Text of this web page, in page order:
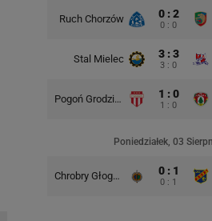
Ruch Chorzów 0 : 2
0 : 0
Stal Mielec 3 : 3
3 : 0
Pogoń Grodzisk Mazowiecki 1 : 0
1 : 0
Poniedziałek, 03
Chrobry Głogów 0 : 1
0 : 1